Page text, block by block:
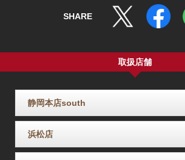
SHARE
取扱店舗
静岡本店south
浜松店